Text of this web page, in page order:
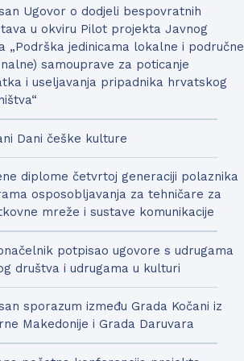
Ugovor o dodjeli bespovratnih
u okviru Pilot projekta Javnog
„Podrška jedinicama lokalne i područne
samouprave za poticanje
i useljavanja pripadnika hrvatskog
Dani češke kulture
diplome četvrtoj generaciji polaznika
osposobljavanja za tehničare za
mreže i sustave komunikacije
potpisao ugovore s udrugama
društva i udrugama u kulturi
sporazum između Grada Kočani iz
Makedonije i Grada Daruvara